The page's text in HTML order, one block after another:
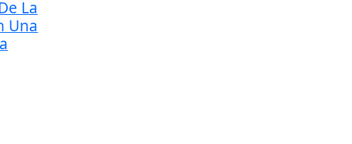
La
Una